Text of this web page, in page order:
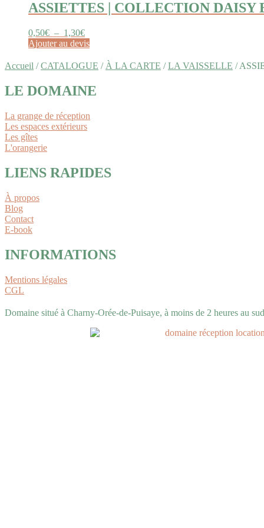
options
choisies
la
du
produit
ASSIETTES | COLLECTION DAISY
0,50€ – 1,30€Plage
de
0,50€
1,30€
Ajouter au devisCe
a
variations.
Les
peuvent
page
du
Accueil /CATALOGUE / À LA CARTE /LA VAISSELLE /
LE DOMAINE
La grange de réception
Les espaces extérieurs
Les gîtes
L'orangerie
LIENS RAPIDES
À propos
Blog
Contact
E-book
INFORMATIONS
Mentions légales
CGL
Domaine situé à Charny-Orée-de-Puisaye, à moins de 2 heures au